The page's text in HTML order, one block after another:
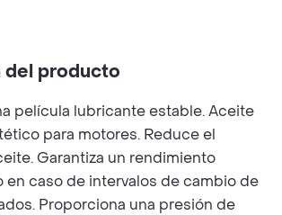
del producto
película lubricante estable. Aceite
para motores. Reduce el
Garantiza un rendimiento
en caso de intervalos de cambio de
Proporciona una presión de